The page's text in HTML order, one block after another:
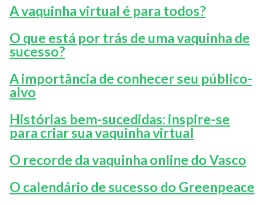
A vaquinha virtual é para todos?
O que está por trás de uma vaquinha de
sucesso?
A importância de conhecer seu público-
alvo
Histórias bem-sucedidas: inspire-se
para criar sua vaquinha virtual
O recorde da vaquinha online do Vasco
O calendário de sucesso do Greenpeace